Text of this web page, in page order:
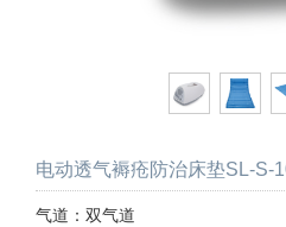
电动透气褥疮防治床垫SL-S-
气道：双气道